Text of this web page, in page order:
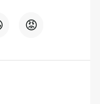
😡